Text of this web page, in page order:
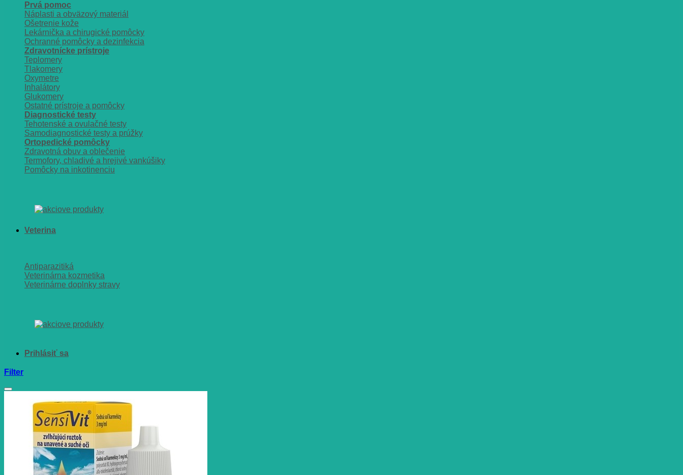
Prvá pomoc
Náplasti a obväzový materiál
Ošetrenie kože
Lekárnička a chirugické pomôcky
Ochranné pomôcky a dezinfekcia
Zdravotnícke prístroje
Teplomery
Tlakomery
Oxymetre
Inhalátory
Glukomery
Ostatné prístroje a pomôcky
Diagnostické testy
Tehotenské a ovulačné testy
Samodiagnostické testy a prúžky
Ortopedické pomôcky
Zdravotná obuv a oblečenie
Termofory, chladivé a hrejivé vankúšiky
Pomôcky na inkotinenciu
Veterina
Antiparazitiká
Veterinárna kozmetika
Veterinárne doplnky stravy
Filter